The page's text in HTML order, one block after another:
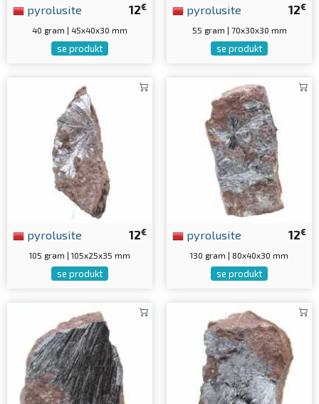
12€
pyrolusite
40 gram | 45x40x30 mm
se produkt
12€
pyrolusite
55 gram | 70x30x30 mm
se produkt
12€
pyrolusite
105 gram | 105x25x35 mm
se produkt
12€
pyrolusite
130 gram | 80x40x30 mm
se produkt